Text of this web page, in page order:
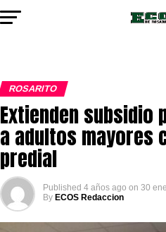
ROSARITO
Extienden subsidio
a adultos mayores
predial
Published 4 años ago on 30
By ECOS Redaccion